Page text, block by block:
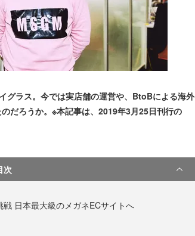
グラス。今では実店舗の運営や、BtoBによる海外
だろうか。※本記事は、2019年3月25日刊行の
次
日本最大級のメガネECサイトへ